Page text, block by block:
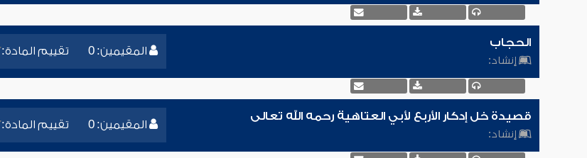
المقيمين: 0 تقييم المادة:
الحجاب
إنشاد:
المقيمين: 0 تقييم المادة:
قصيدة خل إدكار الأربع لأبي العتاهية رحمه الله تعالى
إنشاد: